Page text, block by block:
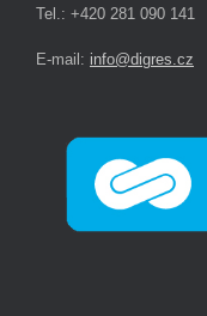
Tel.: +420 281 090 141
E-mail: info@digres.cz